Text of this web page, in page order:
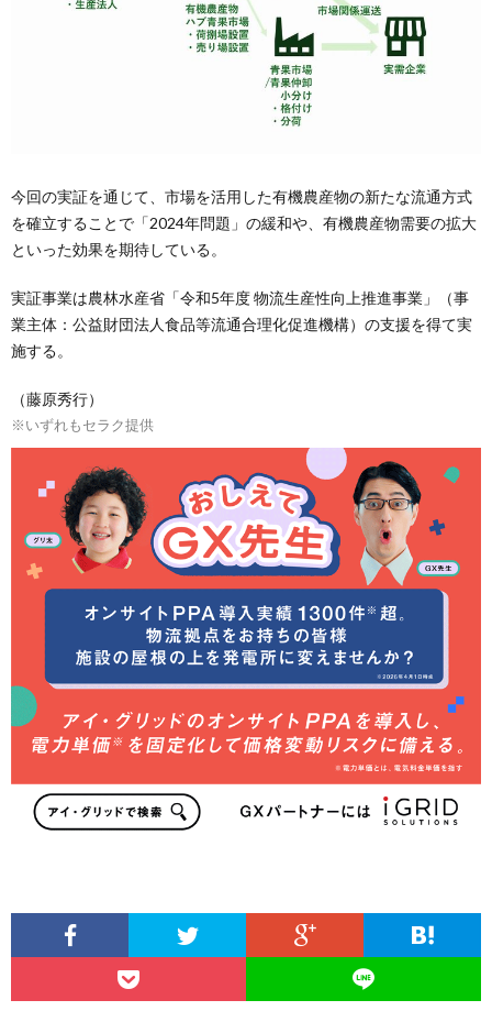
今回の実証を通じて、市場を活用した有機農産物の新たな流通方式
を確立することで「2024年問題」の緩和や、有機農産物需要の拡大
といった効果を期待している。
実証事業は農林水産省「令和5年度 物流生産性向上推進事業」（事
業主体：公益財団法人食品等流通合理化促進機構）の支援を得て実
施する。
（藤原秀行）
※いずれもセラク提供